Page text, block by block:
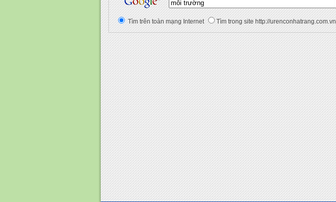
Tìm trên toàn mạng Internet Tìm trong site http://urenconhatrang.com.vn